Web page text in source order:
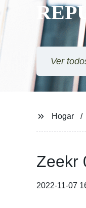
Ver
Hogar
Zeekr
2022-11-07